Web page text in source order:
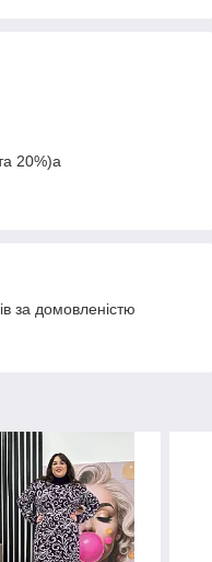
20%)а
за домовленістю